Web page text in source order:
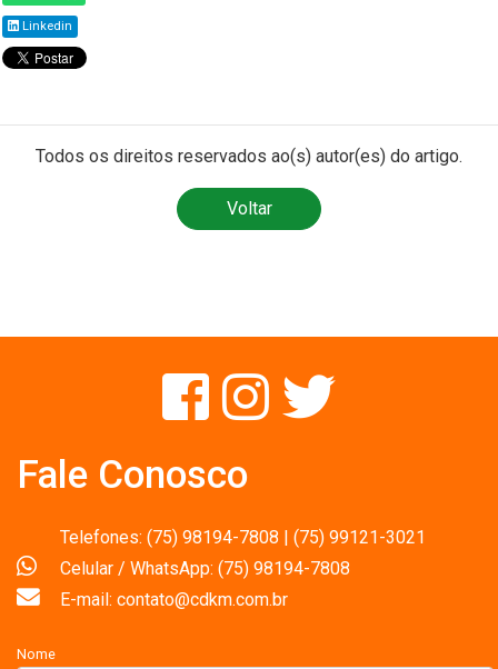
Linkedin
Todos os direitos reservados ao(s) autor(es) do artigo.
Voltar
Fale Conosco
Telefones: (75) 98194-7808 | (75) 99121-3021
Celular / WhatsApp: (75) 98194-7808
E-mail: contato@cdkm.com.br
Nome